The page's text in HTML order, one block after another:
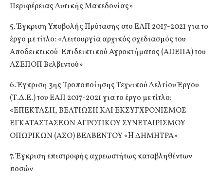
Περιφέρειας Δυτικής Μακεδονίας»
5. Έγκριση Υποβολής Πρότασης στο ΕΑΠ 2017-2021 για το
έργο με τίτλο: «Λειτουργία αρχικός σχεδιασμός του
Αποδεικτικού-Επιδεικτικού Αγροκτήματος (ΑΠΕΠΑ) του
ΑΣΕΠΟΠ Βελβεντού»
6. Έγκριση 3ης Τροποποίησης Τεχνικού Δελτίου Έργου
(Τ.Δ.Ε.) του ΕΑΠ 2017-2021 για το έργο με τίτλο:
«ΕΠΕΚΤΑΣΗ, ΒΕΛΤΙΩΣΗ ΚΑΙ ΕΚΣΥΓΧΡΟΝΙΣΜΟΣ
ΕΓΚΑΤΑΣΤΑΣΕΩΝ ΑΓΡΟΤΙΚΟΥ ΣΥΝΕΤΑΙΡΙΣΜΟΥ
ΟΠΩΡΙΚΩΝ (ΑΣΟ) ΒΕΛΒΕΝΤΟΥ «H ΔΗΜΗΤΡΑ»
7. Έγκριση επιστροφής αχρεωστήτως καταβληθέντων
ποσών